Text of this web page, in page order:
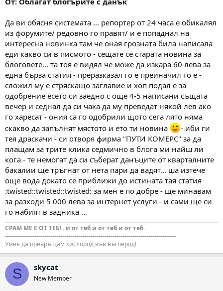
Да ви обясня системата ... репортер от 24 часа е обикалял
из форумите/ редовно го правят/ и е попаднал на
интересна новинка там че оная грозната била написала
еди какво си в писмото - сещате се старата новина за
блоговете... та тоя е видял че може да изкара 60 лева за
една бърза статия - преразказал го е преиначил го е -
сложил му е стряскащо заглавие и хоп подал е за
одобрение есето си заедно с още 4-5 написани същата
вечер и седнал да си чака да му преведат някой лев ако
го харесат - ония са го одобрили щото сега лято няма
скакво да запълнят мястото и ето ти новина
- иби ги
тея драскачи - си отворя фирма "ПУТИ КОМЕРС" за да
плащам за трите клика седмично в блога ми найш ли
кога - те немогат да си съберат данъците от кварталните
бакалии ще тръгнат от нета пари да вадят... ша изтече
още вода докато се приближи до истината тая статия
:twisted::twisted::twisted: за мен е по добре - ще минавам
за разходи 5 000 лева за интернет услуги - и сами ще си
го набият в задника ...
СРАМ МЕ Е ОТ ТЕБ!.. и от теб и от теб и от теб.
--------------------------------------------------------------------------------------
Умея да превръщам кислород във въглерод!
S skycat
New Member